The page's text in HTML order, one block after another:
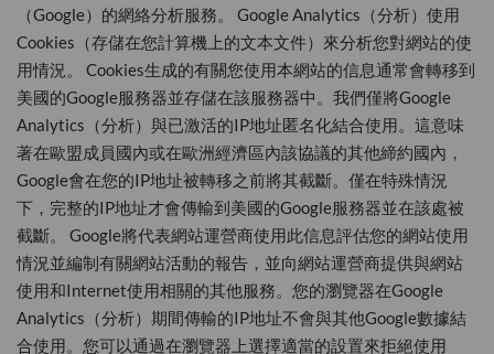
（Google）的網絡分析服務。 Google Analytics（分析）使用
Cookies（存儲在您計算機上的文本文件）來分析您對網站的使
用情況。 Cookies生成的有關您使用本網站的信息通常會轉移到
美國的Google服務器並存儲在該服務器中。我們僅將Google
Analytics（分析）與已激活的IP地址匿名化結合使用。這意味
著在歐盟成員國內或在歐洲經濟區內該協議的其他締約國內，
Google會在您的IP地址被轉移之前將其截斷。僅在特殊情況
下，完整的IP地址才會傳輸到美國的Google服務器並在該處被
截斷。 Google將代表網站運營商使用此信息評估您的網站使用
情況並編制有關網站活動的報告，並向網站運營商提供與網站
使用和Internet使用相關的其他服務。您的瀏覽器在Google
Analytics（分析）期間傳輸的IP地址不會與其他Google數據結
合使用。您可以通過在瀏覽器上選擇適當的設置來拒絕使用